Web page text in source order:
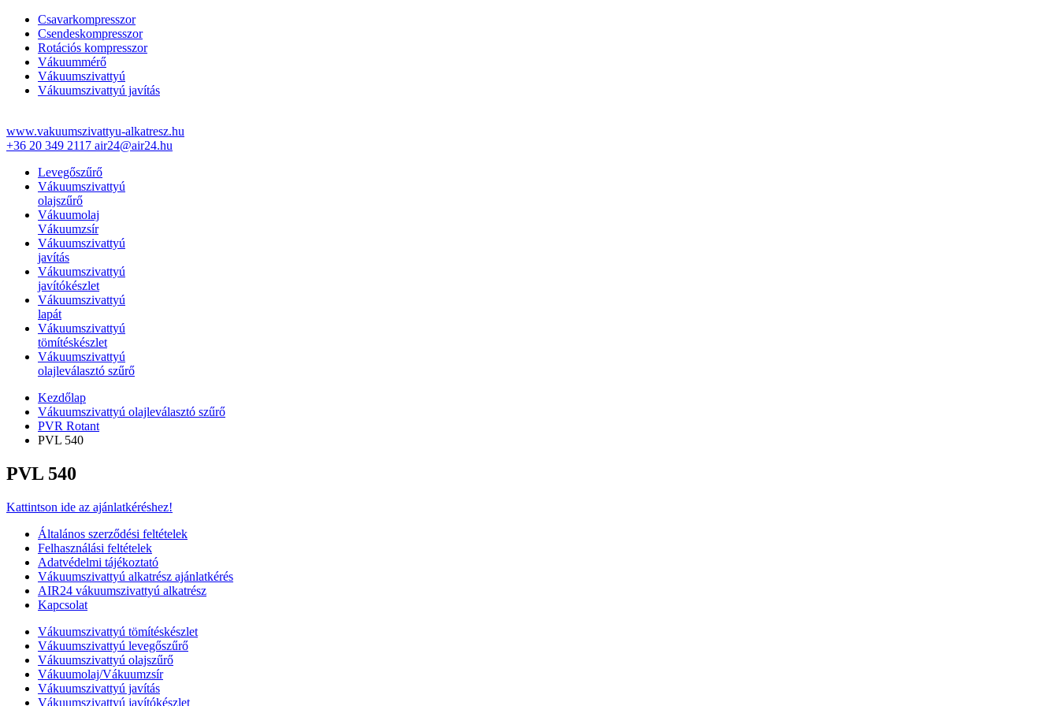
Csavarkompresszor
Csendeskompresszor
Rotációs kompresszor
Vákuummérő
Vákuumszivattyú
Vákuumszivattyú javítás
www.vakuumszivattyu-alkatresz.hu
+36 20 349 2117 air24@air24.hu
Levegőszűrő
Vákuumszivattyú
olajszűrő
Vákuumolaj
Vákuumzsír
Vákuumszivattyú
javítás
Vákuumszivattyú
javítókészlet
Vákuumszivattyú
lapát
Vákuumszivattyú
tömítéskészlet
Vákuumszivattyú
olajleválasztó szűrő
Kezdőlap
Vákuumszivattyú olajleválasztó szűrő
PVR Rotant
PVL 540
PVL 540
Kattintson ide az ajánlatkéréshez!
Általános szerződési feltételek
Felhasználási feltételek
Adatvédelmi tájékoztató
Vákuumszivattyú alkatrész ajánlatkérés
AIR24 vákuumszivattyú alkatrész
Kapcsolat
Vákuumszivattyú tömítéskészlet
Vákuumszivattyú levegőszűrő
Vákuumszivattyú olajszűrő
Vákuumolaj/Vákuumzsír
Vákuumszivattyú javítás
Vákuumszivattyú javítókészlet